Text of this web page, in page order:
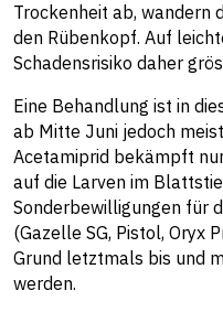
Trockenheit ab, wandern
den Rübenkopf. Auf
Schadensrisiko daher
Eine Behandlung ist in
ab Mitte Juni jedoch
Acetamiprid bekämpft
auf die Larven im
Sonderbewilligungen für
(Gazelle SG, Pistol, Oryx
Grund letztmals bis und
werden.